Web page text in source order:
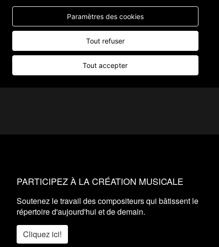
Paramètres des cookies
Tout refuser
Tout accepter
PARTICIPEZ À LA CRÉATION MUSICALE
Soutenez le travail des compositeurs qui bâtissent le
répertoire d'aujourd'hui et de demain.
Cliquez ici!